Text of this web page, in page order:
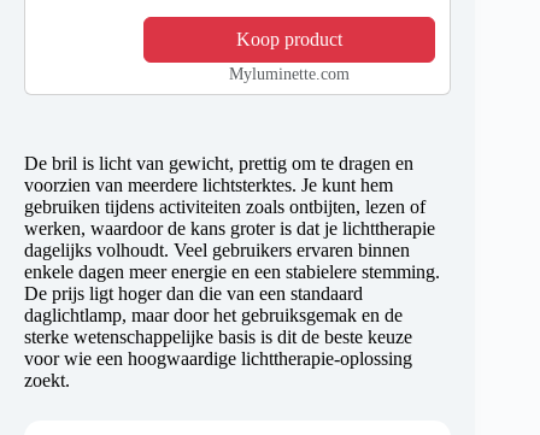
Koop product
Myluminette.com
De bril is licht van gewicht, prettig om te dragen en
voorzien van meerdere lichtsterktes. Je kunt hem
gebruiken tijdens activiteiten zoals ontbijten, lezen of
werken, waardoor de kans groter is dat je lichttherapie
dagelijks volhoudt. Veel gebruikers ervaren binnen
enkele dagen meer energie en een stabielere stemming.
De prijs ligt hoger dan die van een standaard
daglichtlamp, maar door het gebruiksgemak en de
sterke wetenschappelijke basis is dit de beste keuze
voor wie een hoogwaardige lichttherapie-oplossing
zoekt.